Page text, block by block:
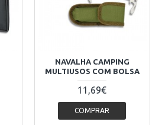
NAVALHA CAMPING
MULTIUSOS COM BOLSA
11,69€
COMPRAR